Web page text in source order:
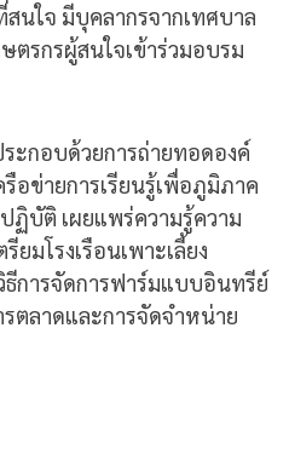
นใจ มีบุคลากรจากเทศบาล
ตรกรผู้สนใจเข้าร่วมอบรม
ะกอบด้วยการถ่ายทอดองค์
อข่ายการเรียนรู้เพื่อภูมิภาค
ฏิบัติ เผยแพร่ความรู้ความ
ยมโรงเรือนเพาะเลี้ยง
ธีการจัดการฟาร์มแบบอินทรีย์
ตลาดและการจัดจำหน่าย